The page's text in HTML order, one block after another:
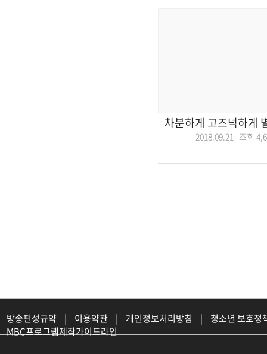
차분하게 고즈넉하게
2018.09.21 조회
방송편성규약 | 이용약관 | 개인정보처리방침 |
청소년 보호정
MBC프로그램제작가이드라인